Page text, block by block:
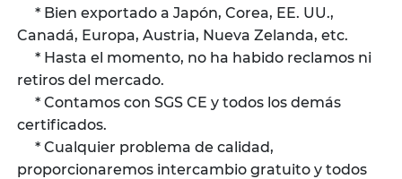
* Bien exportado a Japón, Corea, EE. UU.,
Canadá, Europa, Austria, Nueva Zelanda, etc.
* Hasta el momento, no ha habido reclamos ni
retiros del mercado.
* Contamos con SGS CE y todos los demás
certificados.
* Cualquier problema de calidad,
proporcionaremos intercambio gratuito y todos